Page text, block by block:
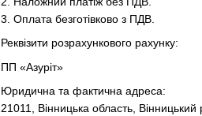
3. Оплата безготівково з ПДВ.
Реквізити розрахункового рахунку:
ПП «Азуріт»
Юридична та фактична адреса:
21011, Вінницька область,